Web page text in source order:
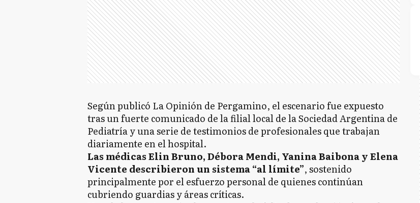
Según publicó La Opinión de Pergamino, el escenario fue expuesto
tras un fuerte comunicado de la filial local de la Sociedad Argentina de
Pediatría y una serie de testimonios de profesionales que trabajan
diariamente en el hospital.
Las médicas Elin Bruno, Débora Mendi, Yanina Baibona y Elena
Vicente describieron un sistema “al límite”, sostenido
principalmente por el esfuerzo personal de quienes continúan
cubriendo guardias y áreas críticas.